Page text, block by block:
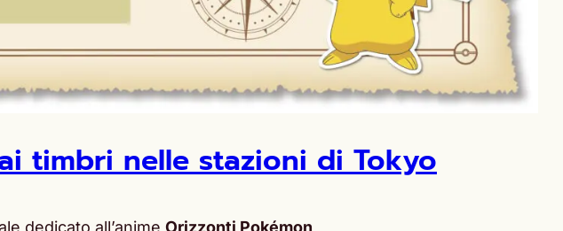
timbri nelle stazioni di Tokyo
dedicato all’anime Orizzonti Pokémon